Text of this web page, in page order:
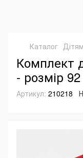
Каталог Дітям
Комплект
- розмір 92
Артикул: 210218